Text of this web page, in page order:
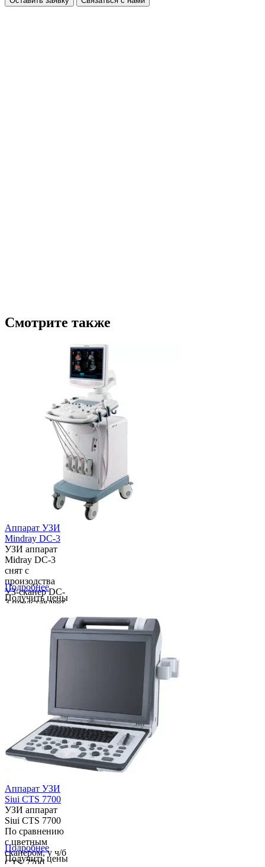
Смотрите также
Аппарат УЗИ
Mindray DC-3
УЗИ аппарат
Midray DC-3
снят с
произодства
УЗ-сканер DC-
3 представляет
допплеровского
картирования,
гарантирует
Вам высокое
работы при
Подробнее
Получить цены
Аппарат УЗИ
Siui CTS 7700
УЗИ аппарат
Siui CTS 7700
По сравнению
с цветным
сканером, у ч/б
CTS-7700
Подробнее
Получить цены